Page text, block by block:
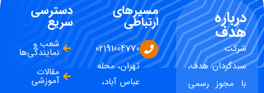
درباره
هدف
شرکت
سبدگردان هدف،
با مجوز رسمی
مسیرهای
ارتباطی
02191004770
تهران، محله
عباس آباد،
دسترسی
سریع
شعب و
نمایندگی‌ها
مقالات
آموزشی